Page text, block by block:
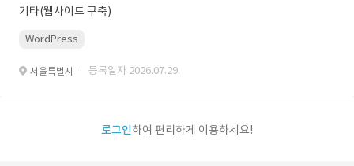
기타(웹사이트 구축)
WordPress
서울특별시 · 등록일자 2026.07.29.
로그인하여 편리하게 이용하세요!